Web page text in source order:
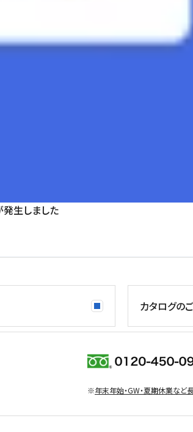
発生しました
カタログの
※年末年始・GW・夏期休業など